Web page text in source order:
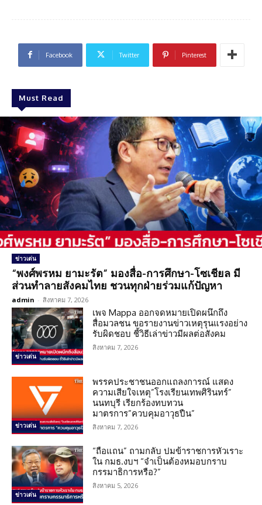
Facebook Twitter Pinterest
Must Read
ข่าวเด่น
“พงศ์พรหม ยามะรัต” มองสื่อ-การศึกษา-โซเชียล มี
ส่วนทำลายสังคมไทย ชวนทุกฝ่ายร่วมแก้ปัญหา
admin - สิงหาคม 7, 2026
ข่าวเด่น
เพจ Mappa ออกจดหมายเปิดผนึกถึง
สื่อมวลชน ขอรายงานข่าวเหตุรุนแรงอย่าง
รับผิดชอบ ชี้วิธีเล่าข่าวมีผลต่อสังคม
สิงหาคม 7, 2026
ข่าวเด่น
พรรคประชาชนออกแถลงการณ์ แสดง
ความเสียใจเหตุ”โรงเรียนเทพศิรินทร์”
นนทบุรี เรียกร้องทบทวน
มาตรการ”ควบคุมอาวุธปืน”
สิงหาคม 7, 2026
ข่าวเด่น
“ถือแถน” ถามกลับ ปมข้าราชการหัวเราะ
ใน กมธ.งบฯ “จำเป็นต้องหมอบกราบ
กรรมาธิการหรือ?”
สิงหาคม 5, 2026